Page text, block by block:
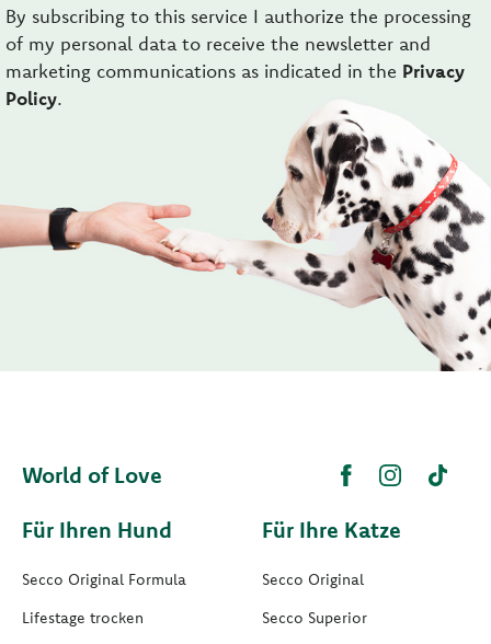
By subscribing to this service I authorize the processing
of my personal data to receive the newsletter and
marketing communications as indicated in the Privacy
Policy.
World of Love
Für Ihren Hund
Secco Original Formula
Lifestage trocken
Für Ihre Katze
Secco Original
Secco Superior